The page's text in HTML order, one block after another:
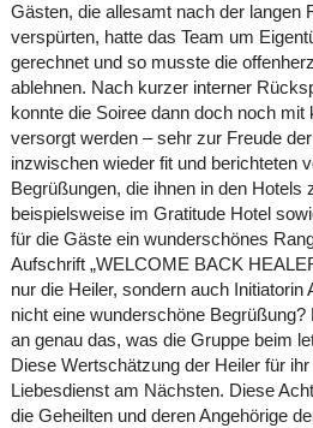
Gästen, die allesamt nach der langen
verspürten, hatte das Team um
gerechnet und so musste die
ablehnen. Nach kurzer interner
konnte die Soiree dann doch noch
versorgt werden – sehr zur Freude
inzwischen wieder fit und berichteten
Begrüßungen, die ihnen in den Hotels
beispielsweise im Gratitude Hotel
für die Gäste ein wunderschönes
Aufschrift „WELCOME BACK
nur die Heiler, sondern auch Initiatorin
nicht eine wunderschöne
an genau das, was die Gruppe beim
Diese Wertschätzung der Heiler für
Liebesdienst am Nächsten. Diese
die Geheilten und deren Angehörige